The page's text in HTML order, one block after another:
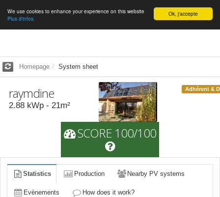
English Ok, j'accepte
We use cookies to enhance your experience on this website
Plus d'infos.
Homepage System sheet
raymdine
2.88 kWp - 21m²
Adhérent &
SCORE 100/100
Statistics Production Nearby PV systems
Evènements How does it work?